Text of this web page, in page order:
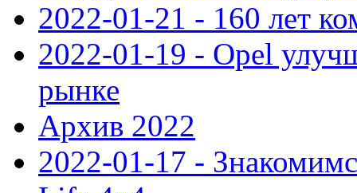
2022-01-21 - 160 лет
2022-01-19 - Opel
рынке
Архив 2022
2022-01-17 -